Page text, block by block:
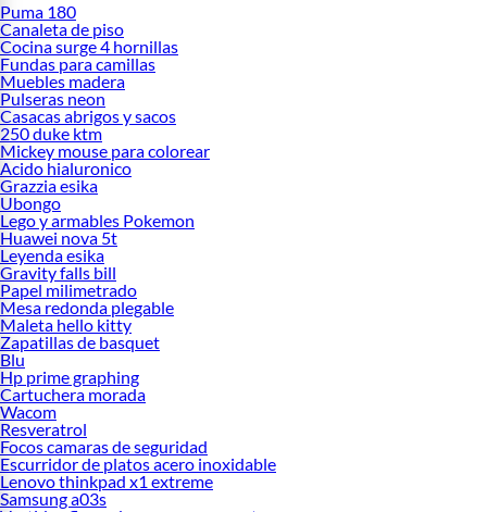
Puma 180
Canaleta de piso
Cocina surge 4 hornillas
Fundas para camillas
Muebles madera
Pulseras neon
Casacas abrigos y sacos
250 duke ktm
Mickey mouse para colorear
Acido hialuronico
Grazzia esika
Ubongo
Lego y armables Pokemon
Huawei nova 5t
Leyenda esika
Gravity falls bill
Papel milimetrado
Mesa redonda plegable
Maleta hello kitty
Zapatillas de basquet
Blu
Hp prime graphing
Cartuchera morada
Wacom
Resveratrol
Focos camaras de seguridad
Escurridor de platos acero inoxidable
Lenovo thinkpad x1 extreme
Samsung a03s